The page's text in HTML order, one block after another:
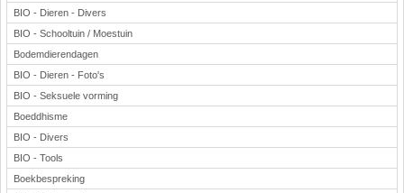
BIO - Dieren - Divers
BIO - Schooltuin / Moestuin
Bodemdierendagen
BIO - Dieren - Foto's
BIO - Seksuele vorming
Boeddhisme
BIO - Divers
BIO - Tools
Boekbespreking